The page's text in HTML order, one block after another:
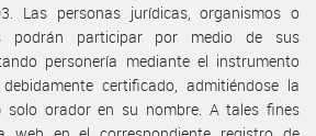
Las personas jurídicas, organismos o
podrán participar por medio de sus
personería mediante el instrumento
certificado, admitiéndose la
solo orador en su nombre. A tales fines